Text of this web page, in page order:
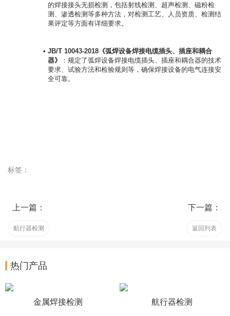
的焊接接头无损检测，包括射线检测、超声检测、磁粉检
测、渗透检测等多种方法，对检测工艺、人员资质、检测结
果评定等方面有详细要求。
JB/T 10043-2018《弧焊设备焊接电缆插头、插座和耦合
器》
：规定了弧焊设备焊接电缆插头、插座和耦合器的技术
要求、试验方法和检验规则等，确保焊接设备的电气连接安
全可靠。
标签：
上一篇：
航行器检测
下一篇：
返回列表
热门产品
金属焊接检测 航行器检测